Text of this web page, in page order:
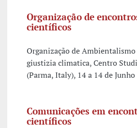
Organização de
científicos
Organização de
giustizia climatica, Centro
(Parma, Italy), 14 a 14 de
Comunicações em
científicos